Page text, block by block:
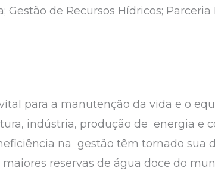
Gestão de Recursos Hídricos;
para a manutenção da vida e o
indústria, produção de energia e
na gestão têm tornado sua
reservas de água doce do